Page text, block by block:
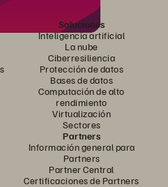
Soluciones
Inteligencia artificial
La nube
Ciberresiliencia
Protección de datos
Bases de datos
Computación de alto
rendimiento
Virtualización
Sectores
Partners
Información general para
Partners
Partner Central
Certificaciones de Partners